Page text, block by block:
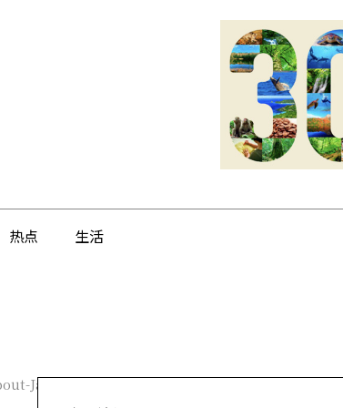
热点 生活
Japan.com - All rights reserved.